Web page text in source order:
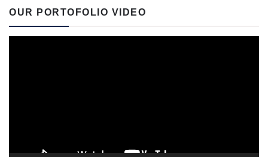
OUR PORTOFOLIO VIDEO